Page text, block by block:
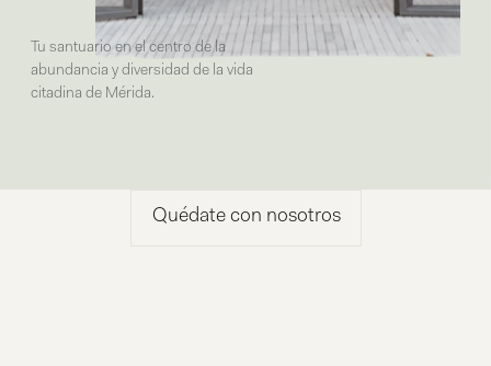
Tu santuario en el centro de la
abundancia y diversidad de la vida
citadina de Mérida.
Quédate con nosotros